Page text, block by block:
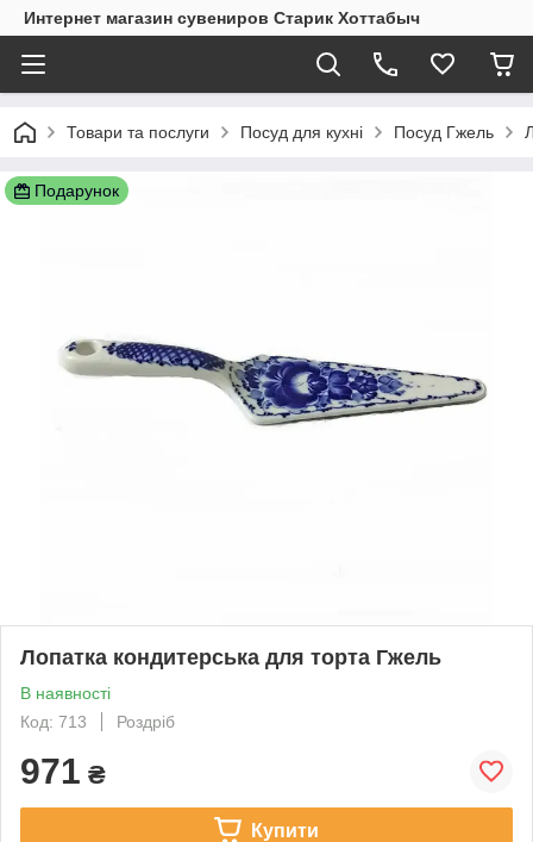
Интернет магазин сувениров Старик Хоттабыч
Товари та послуги Посуд для кухні Посуд Гжель
Подарунок
Лопатка кондитерська для торта Гжель
В наявності
Код: 713
Роздріб
971 ₴
Купити